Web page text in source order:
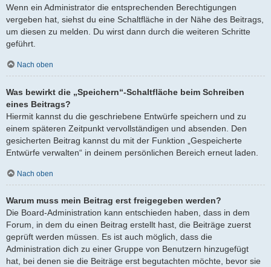
Wenn ein Administrator die entsprechenden Berechtigungen
vergeben hat, siehst du eine Schaltfläche in der Nähe des Beitrags,
um diesen zu melden. Du wirst dann durch die weiteren Schritte
geführt.
Nach oben
Was bewirkt die „Speichern“-Schaltfläche beim Schreiben
eines Beitrags?
Hiermit kannst du die geschriebene Entwürfe speichern und zu
einem späteren Zeitpunkt vervollständigen und absenden. Den
gesicherten Beitrag kannst du mit der Funktion „Gespeicherte
Entwürfe verwalten“ in deinem persönlichen Bereich erneut laden.
Nach oben
Warum muss mein Beitrag erst freigegeben werden?
Die Board-Administration kann entschieden haben, dass in dem
Forum, in dem du einen Beitrag erstellt hast, die Beiträge zuerst
geprüft werden müssen. Es ist auch möglich, dass die
Administration dich zu einer Gruppe von Benutzern hinzugefügt
hat, bei denen sie die Beiträge erst begutachten möchte, bevor sie